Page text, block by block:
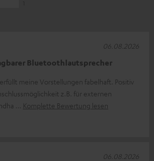
Bluetoothlautsprecher
meine Vorstellungen fabelhaft. Positiv
z.B. für externen
Komplette Bewertung lesen
06.08.2026
06.08.2026